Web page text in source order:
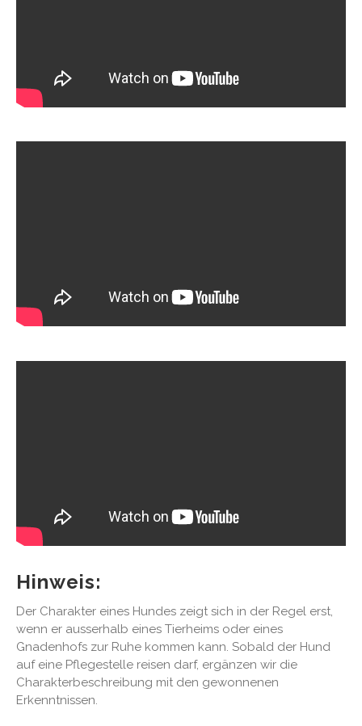
Hinweis:
Der Charakter eines Hundes zeigt sich in der Regel erst,
wenn er ausserhalb eines Tierheims oder eines
Gnadenhofs zur Ruhe kommen kann. Sobald der Hund
auf eine Pflegestelle reisen darf, ergänzen wir die
Charakterbeschreibung mit den gewonnenen
Erkenntnissen.